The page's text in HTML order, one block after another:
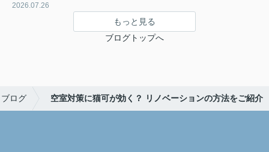
2026.07.26
もっと見る
ブログトップへ
ブログ 空室対策に猫可が効く？ リノベーションの方法をご紹介